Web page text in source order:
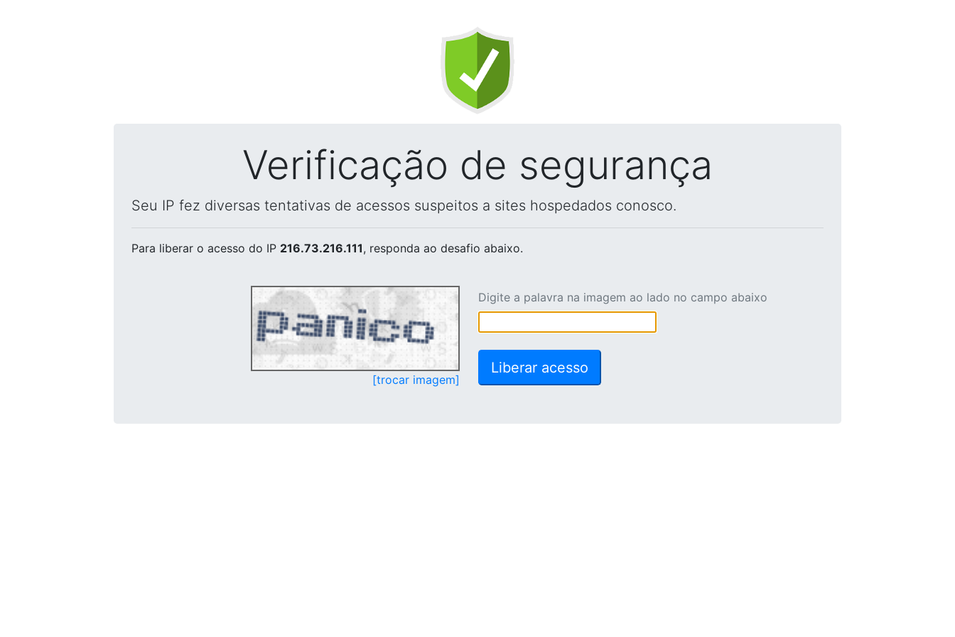
Verificação de segurança
Seu IP fez diversas tentativas de acessos suspeitos a sites hospedados conosco.
Para liberar o acesso do IP 216.73.216.111, responda ao desafio abaixo.
[trocar imagem]
Digite a palavra na imagem ao lado no campo abaixo